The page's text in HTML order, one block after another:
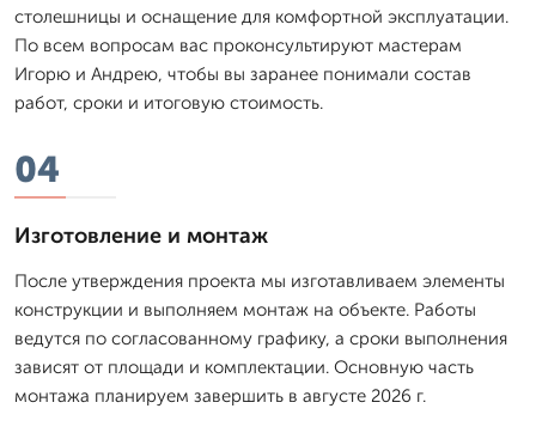
столешницы и оснащение для комфортной эксплуатации.
По всем вопросам вас проконсультируют мастерам
Игорю и Андрею, чтобы вы заранее понимали состав
работ, сроки и итоговую стоимость.
04
Изготовление и монтаж
После утверждения проекта мы изготавливаем элементы
конструкции и выполняем монтаж на объекте. Работы
ведутся по согласованному графику, а сроки выполнения
зависят от площади и комплектации. Основную часть
монтажа планируем завершить в августе 2026 г.